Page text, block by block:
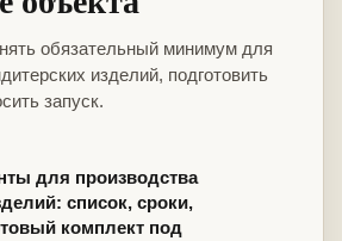
обязательный минимум для
изделий, подготовить
запуск.
для производства
список, сроки,
комплект под